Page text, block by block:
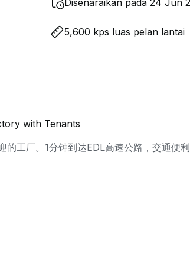
Disenaraikan pada 24 Jun
5,600 kps luas pelan lantai
with Tenants
工厂。1分钟到达EDL高速公路，交通便利